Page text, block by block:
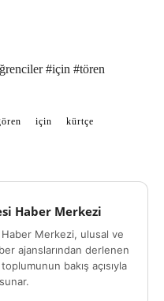
#için #tören
için kürtçe
Haber Merkezi
Merkezi, ulusal ve
ajanslarından derlenen
bakış açısıyla